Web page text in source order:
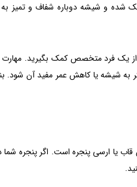
و شیشه دوباره شفاف و تمیز به
از یک فرد متخصص کمک بگیرید.
شیشه یا کاهش عمر مفید آن شود.
یا ارسی پنجره است. اگر پنجره